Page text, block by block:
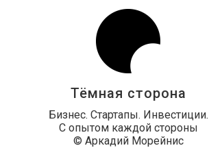
Тёмная сторона
Бизнес. Стартапы. Инвестиции.
С опытом каждой стороны
© Аркадий Морейнис